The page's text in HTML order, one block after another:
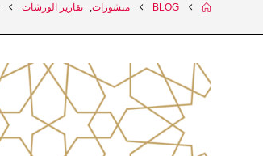
BLOG منشورات تقارير الورشات